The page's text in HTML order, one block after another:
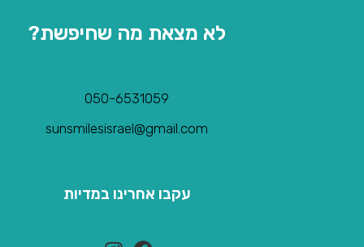
לא מצאת מה שחיפשת?
050-6531059
sunsmilesisrael@gmail.com
עקבו אחרינו במדיות